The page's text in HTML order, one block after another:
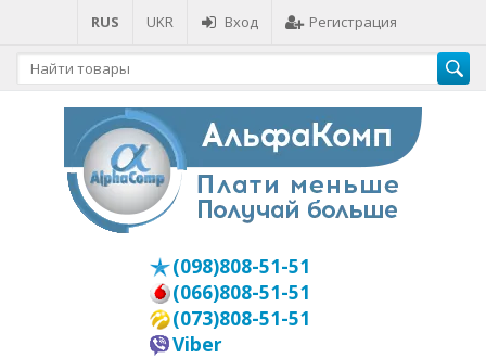
RUS UKR Вход Регистрация
(098)808-51-51
(066)808-51-51
(073)808-51-51
Viber